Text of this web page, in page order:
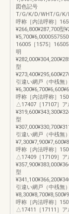
図色記号
T/G/K/D/WHT/G/K/
呼称［内法呼称］
¥266,800¥287,700型
16005［1575］
明
型
引違い網戸（中桟無）
呼称［内法呼称］
△17407［17107］ア
型
引違い網戸（中桟無）
呼称［内法呼称］
△17409［17109］ア
型
引違い網戸（中桟無）
呼称［内法呼称］
△17411［17111］ア